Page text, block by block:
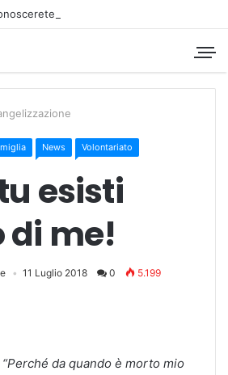
News Volontariato
esisti
di me!
11 Luglio 2018 0
5.199
“Perché da quando è morto mio